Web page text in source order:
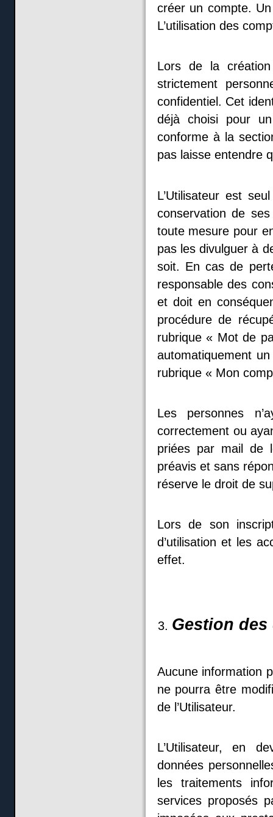
créer un compte.
L’utilisation des
Lors de la
strictement
confidentiel. Cet
déjà choisi pour
conforme à la
pas laisse entendre
L’Utilisateur est
conservation de
toute mesure pour
pas les divulguer à
soit. En cas de
responsable des
et doit en
procédure de
rubrique « Mot de
automatiquement
rubrique « Mon
Les personnes
correctement ou
priées par mail de
préavis et sans
réserve le droit de
Lors de son
d’utilisation et les
effet.
Gestion
Aucune information
ne pourra être
de l’Utilisateur.
L’Utilisateur, en
données
les traitements
services proposés